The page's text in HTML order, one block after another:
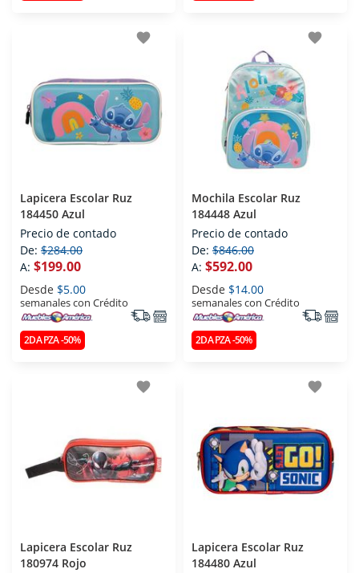
favorite
Lapicera Escolar Ruz
184450 Azul
Precio de contado
De: $284.00
A: $199.00
Desde $5.00
semanales con Crédito
2DA PZA -50%
favorite
Mochila Escolar Ruz
184448 Azul
Precio de contado
De: $846.00
A: $592.00
Desde $14.00
semanales con Crédito
2DA PZA -50%
favorite
Lapicera Escolar Ruz
180974 Rojo
favorite
Lapicera Escolar Ruz
184480 Azul